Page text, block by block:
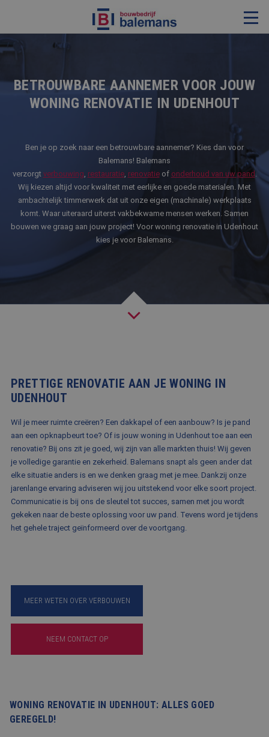
RESTAURATIE
KOZIJNEN & TIMMERWERK
ADVIES
PROJECTEN
REFERENTIES
BETROUWBARE AANNEMER VOOR JOUW
WONING RENOVATIE IN UDENHOUT
Ben je op zoek naar een betrouwbare aannemer? Kies dan voor
Balemans! Balemans
verzorgt verbouwing, restauratie, renovatieof onderhoud van uw pand .
Wij kiezen altijd voor kwaliteit met eerlijke en goede materialen. Met
ambachtelijk timmerwerk dat uit onze eigen (machinale) werkplaats
komt. Waar uiteraard uiterst vakbekwame mensen werken. Samen
bouwen we graag aan jouw project! Voor woning renovatie in Udenhout
kies je voor Balemans.
PRETTIGE RENOVATIE AAN JE WONING IN
UDENHOUT
Wil je meer ruimte creëren? Een dakkapel of een aanbouw? Is je pand
aan een opknapbeurt toe? Of is jouw woning in Udenhout toe aan een
renovatie? Bij ons zit je goed, wij zijn van alle markten thuis! Wij geven
je volledige garantie en zekerheid. Balemans snapt als geen ander dat
elke situatie anders is en we denken graag met je mee. Dankzij onze
jarenlange ervaring adviseren wij jou uitstekend voor elke soort project.
Communicatie is bij ons de sleutel tot succes, samen met jou wordt
gekeken naar de beste oplossing voor uw pand. Tevens word je tijdens
het gehele traject geïnformeerd over de voortgang.
MEER WETEN OVER VERBOUWEN
NEEM CONTACT OP
WONING RENOVATIE IN UDENHOUT: ALLES GOED
GEREGELD!